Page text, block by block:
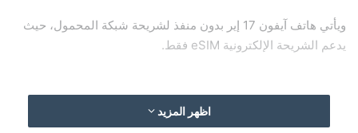
ويأتي هاتف آيفون 17 إير بدون منفذ لشريحة شبكة المحمول، حيث
يدعم الشريحة الإلكترونية eSIM فقط.
وقالت “أبل”: “لقد كنا روادًا في استخدام شريحة eSIM منذ سنوات،
اظهر المزيد